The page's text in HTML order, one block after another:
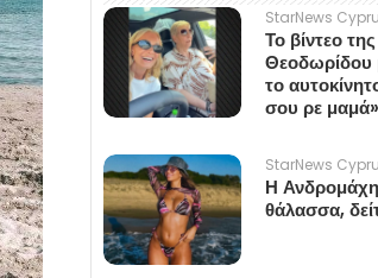
StarNews
Το βίντεο
Θεοδωρίδου
το
σου ρε μαμά»
StarNews
Η
θάλασσα,